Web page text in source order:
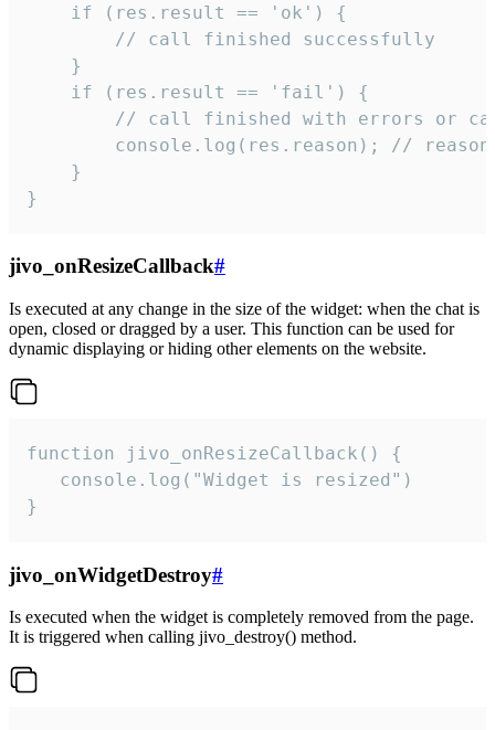
    if (res.result == 'ok') {
        // call finished successfully
    }
    if (res.result == 'fail') {
// call finished with errors or
console.log(res.reason); //
    }
}
jivo_onResizeCallback#
Is executed at any change in the size of the widget: when the chat is
open, closed or dragged by a user. This function can be used for
dynamic displaying or hiding other elements on the website.
function jivo_onResizeCallback() {
   console.log("Widget is resized")
}
jivo_onWidgetDestroy#
Is executed when the widget is completely removed from the page.
It is triggered when calling jivo_destroy() method.